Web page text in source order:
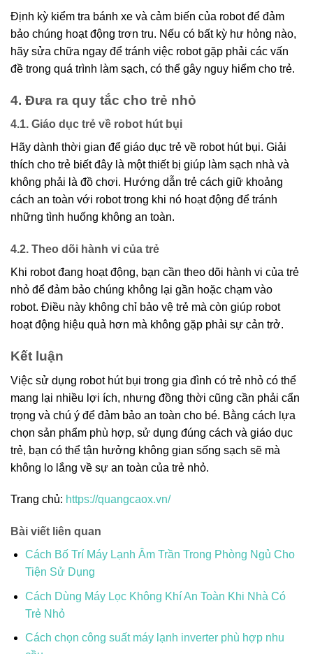
Định kỳ kiểm tra bánh xe và cảm biến của robot để đảm
bảo chúng hoạt động trơn tru. Nếu có bất kỳ hư hỏng nào,
hãy sửa chữa ngay để tránh việc robot gặp phải các vấn
đề trong quá trình làm sạch, có thể gây nguy hiểm cho trẻ.
4. Đưa ra quy tắc cho trẻ nhỏ
4.1. Giáo dục trẻ về robot hút bụi
Hãy dành thời gian để giáo dục trẻ về robot hút bụi. Giải
thích cho trẻ biết đây là một thiết bị giúp làm sạch nhà và
không phải là đồ chơi. Hướng dẫn trẻ cách giữ khoảng
cách an toàn với robot trong khi nó hoạt động để tránh
những tình huống không an toàn.
4.2. Theo dõi hành vi của trẻ
Khi robot đang hoạt động, bạn cần theo dõi hành vi của trẻ
nhỏ để đảm bảo chúng không lại gần hoặc chạm vào
robot. Điều này không chỉ bảo vệ trẻ mà còn giúp robot
hoạt động hiệu quả hơn mà không gặp phải sự cản trở.
Kết luận
Việc sử dụng robot hút bụi trong gia đình có trẻ nhỏ có thể
mang lại nhiều lợi ích, nhưng đồng thời cũng cần phải cẩn
trọng và chú ý để đảm bảo an toàn cho bé. Bằng cách lựa
chọn sản phẩm phù hợp, sử dụng đúng cách và giáo dục
trẻ, bạn có thể tận hưởng không gian sống sạch sẽ mà
không lo lắng về sự an toàn của trẻ nhỏ.
Trang chủ: https://quangcaox.vn/
Bài viết liên quan
Cách Bố Trí Máy Lạnh Âm Trần Trong Phòng Ngủ Cho
Tiện Sử Dụng
Cách Dùng Máy Lọc Không Khí An Toàn Khi Nhà Có
Trẻ Nhỏ
Cách chọn công suất máy lạnh inverter phù hợp nhu